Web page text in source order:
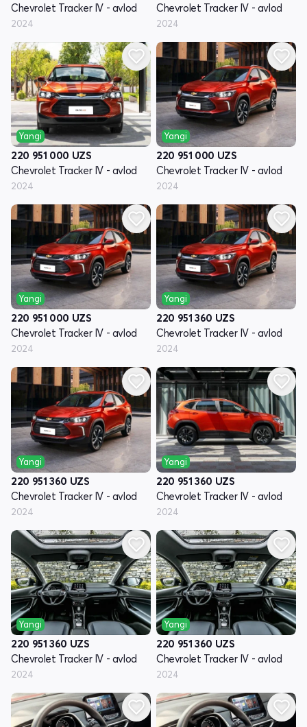
Chevrolet Tracker IV - avlod
2024
Chevrolet Tracker IV - avlod
2024
Yangi
220 951 000 UZS
Chevrolet Tracker IV - avlod
2024
Yangi
220 951 000 UZS
Chevrolet Tracker IV - avlod
2024
Yangi
220 951 000 UZS
Chevrolet Tracker IV - avlod
2024
Yangi
220 951 360 UZS
Chevrolet Tracker IV - avlod
2024
Yangi
220 951 360 UZS
Chevrolet Tracker IV - avlod
2024
Yangi
220 951 360 UZS
Chevrolet Tracker IV - avlod
2024
Yangi
220 951 360 UZS
Chevrolet Tracker IV - avlod
2024
Yangi
220 951 360 UZS
Chevrolet Tracker IV - avlod
2024